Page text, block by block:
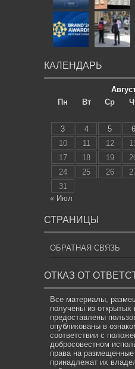
КАЛЕНДАРЬ
Пн
Вт Ср
3
4 5 6
10
11 12
17
18 19
24
25 26
31
« Июл
СТРАНИЦЫ
ОБРАТНАЯ СВЯЗЬ
ОТКАЗ ОТ
Все материалы,
получены из открытых
предоставлены
опубликованы в
соответствии с
добросовестном
права на
принадлежат их